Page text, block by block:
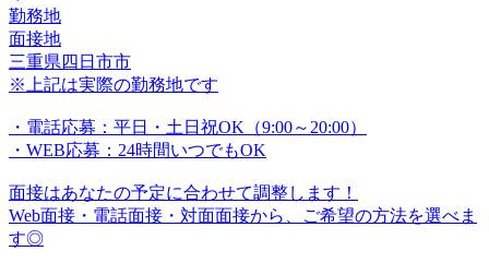
勤務地
面接地
三重県四日市市
※上記は実際の勤務地です
・電話応募：平日・土日祝OK（9:00～20:00）
・WEB応募：24時間いつでもOK
面接はあなたの予定に合わせて調整します！
Web面接・電話面接・対面面接から、ご希望の方法を選べま
す◎